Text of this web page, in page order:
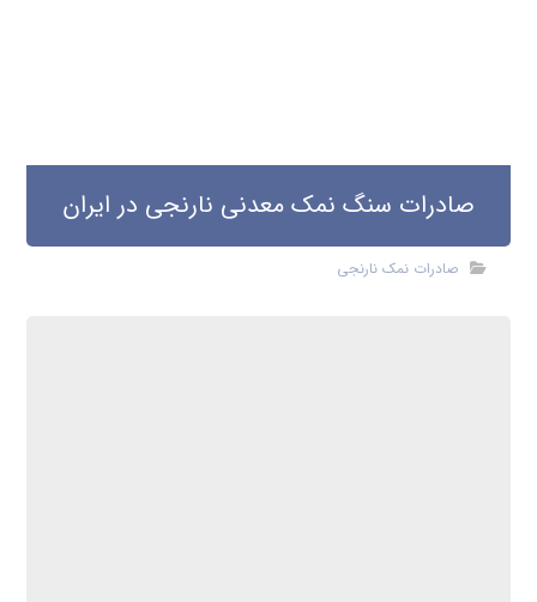
صادرات سنگ نمک معدنی نارنجی در ایران
صادرات نمک نارنجی